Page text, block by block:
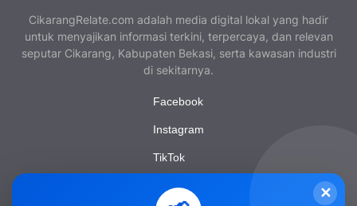
✕
CikarangRelate.com adalah media digital lokal yang hadir
untuk menyajikan informasi terkini, terpercaya, dan relevan
seputar Cikarang, Kabupaten Bekasi, serta kawasan industri
di sekitarnya.
Facebook
Instagram
TikTok
YouTube